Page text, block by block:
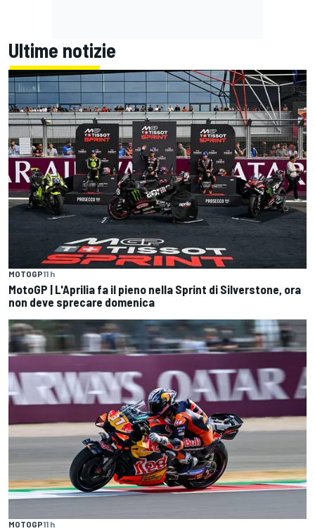
Ultime notizie
MOTOGP11 h
MotoGP | L'Aprilia fa il pieno nella Sprint di Silverstone, ora
non deve sprecare domenica
MOTOGP11 h